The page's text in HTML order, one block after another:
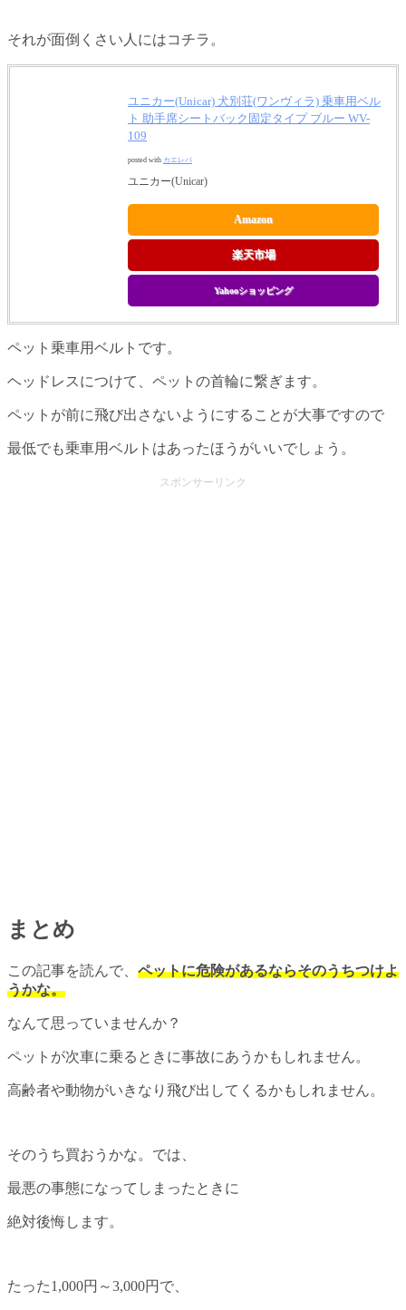
それが面倒くさい人にはコチラ。
ユニカー(Unicar) 犬別荘(ワンヴィラ) 乗車用ベル
ト 助手席シートバック固定タイプ ブルー WV-
109
posted with カエレバ
ユニカー(Unicar)
Amazon
楽天市場
Yahooショッピング
ペット乗車用ベルトです。
ヘッドレスにつけて、ペットの首輪に繋ぎます。
ペットが前に飛び出さないようにすることが大事ですので
最低でも乗車用ベルトはあったほうがいいでしょう。
スポンサーリンク
まとめ
この記事を読んで、 ペットに危険があるならそのうちつけよ
うかな。
なんて思っていませんか？
ペットが次車に乗るときに事故にあうかもしれません。
高齢者や動物がいきなり飛び出してくるかもしれません。
そのうち買おうかな。では、
最悪の事態になってしまったときに
絶対後悔します。
たった1,000円～3,000円で、